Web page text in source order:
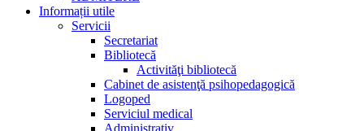
Informații utile
Servicii
Secretariat
Bibliotecă
Activităţi bibliotecă
Cabinet de asistenţă psihopedagogică
Logoped
Serviciul medical
Administrativ